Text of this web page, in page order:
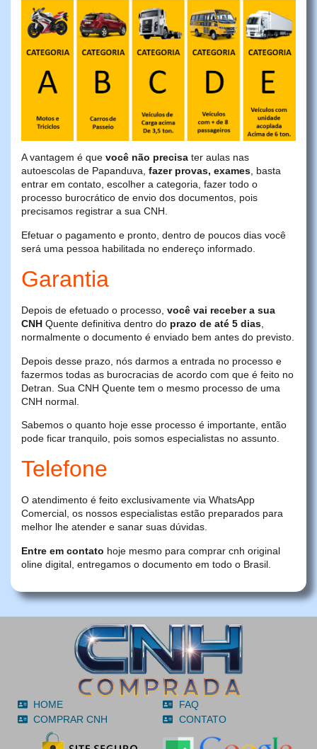
A vantagem é que você não precisa ter aulas nas
autoescolas de Papanduva, fazer provas, exames, basta
entrar em contato, escolher a categoria, fazer todo o
processo burocrático de envio dos documentos, pois
precisamos registrar a sua CNH.
Efetuar o pagamento e pronto, dentro de poucos dias você
será uma pessoa habilitada no endereço informado.
Garantia
Depois de efetuado o processo, você vai receber a sua
CNH Quente definitiva dentro do prazo de até 5 dias,
normalmente o documento é enviado bem antes do previsto.
Depois desse prazo, nós darmos a entrada no processo e
fazermos todas as burocracias de acordo com que é feito no
Detran. Sua CNH Quente tem o mesmo processo de uma
CNH normal.
Sabemos o quanto hoje esse processo é importante, então
pode ficar tranquilo, pois somos especialistas no assunto.
Telefone
O atendimento é feito exclusivamente via WhatsApp
Comercial, os nossos especialistas estão preparados para
melhor lhe atender e sanar suas dúvidas.
Entre em contato hoje mesmo para comprar cnh original
oline digital, entregamos o documento em todo o Brasil.
HOME
COMPRAR CNH
FAQ
CONTATO